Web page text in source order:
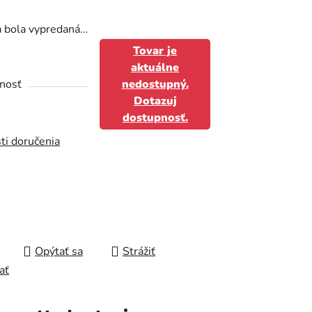
bola vypredaná…
Tovar je
aktuálne
nedostupný.
Dotazuj
dostupnosť.
doručenia
Opýtať sa
Strážiť